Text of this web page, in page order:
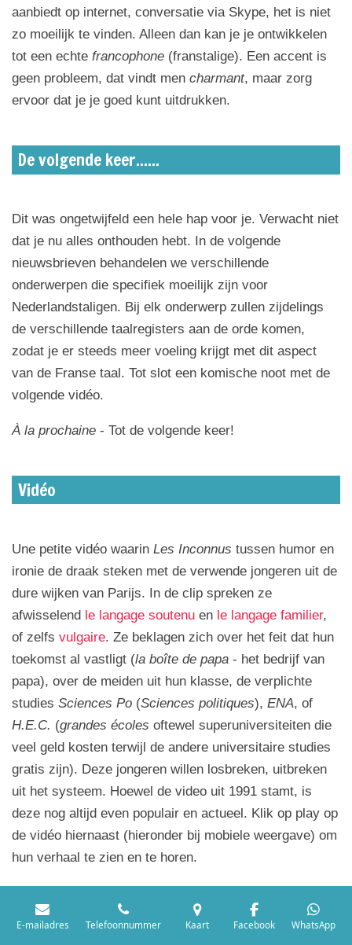
aanbiedt op internet, conversatie via Skype, het is niet
zo moeilijk te vinden. Alleen dan kan je je ontwikkelen
tot een echte francophone (franstalige). Een accent is
geen probleem, dat vindt men charmant, maar zorg
ervoor dat je je goed kunt uitdrukken.
De volgende keer......
Dit was ongetwijfeld een hele hap voor je. Verwacht niet
dat je nu alles onthouden hebt. In de volgende
nieuwsbrieven behandelen we verschillende
onderwerpen die specifiek moeilijk zijn voor
Nederlandstaligen. Bij elk onderwerp zullen zijdelings
de verschillende taalregisters aan de orde komen,
zodat je er steeds meer voeling krijgt met dit aspect
van de Franse taal. Tot slot een komische noot met de
volgende vidéo.
À la prochaine - Tot de volgende keer!
Vidéo
Une petite vidéo waarin Les Inconnus tussen humor en
ironie de draak steken met de verwende jongeren uit de
dure wijken van Parijs. In de clip spreken ze
afwisselend le langage soutenu en le langage familier,
of zelfs vulgaire. Ze beklagen zich over het feit dat hun
toekomst al vastligt (la boîte de papa - het bedrijf van
papa), over de meiden uit hun klasse, de verplichte
studies Sciences Po (Sciences politiques), ENA, of
H.E.C. (grandes écoles oftewel superuniversiteiten die
veel geld kosten terwijl de andere universitaire studies
gratis zijn). Deze jongeren willen losbreken, uitbreken
uit het systeem. Hoewel de video uit 1991 stamt, is
deze nog altijd even populair en actueel. Klik op play op
de vidéo hiernaast (hieronder bij mobiele weergave) om
hun verhaal te zien en te horen.
E-mailadres Telefoonnummer Kaart Facebook WhatsApp